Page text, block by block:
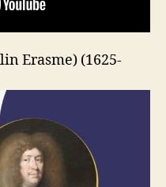
Erasme) (1625-